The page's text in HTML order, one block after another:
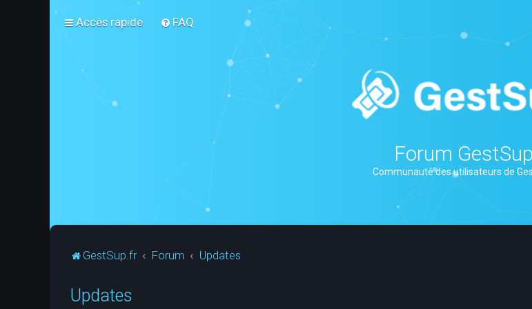
Accès rapide FAQ
Forum GestSup
Communauté des utilisateurs de
GestSup.fr Forum Updates
Updates